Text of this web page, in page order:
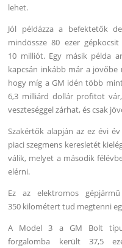
lehet.
Jól példázza a befektetők
mindössze 80 ezer
10 milliót. Egy másik példa
kapcsán inkább már a
hogy míg a GM idén több
6,3 milliárd dollár profitot
veszteséggel zárhat, és csak
Szakértők alapján az ez évi
piaci szegmens keresletét
válik, melyet a második
elérni.
Ez az elektromos
350 kilométert tud megtenni
A Model 3 a GM Bolt
forgalomba került 37,5